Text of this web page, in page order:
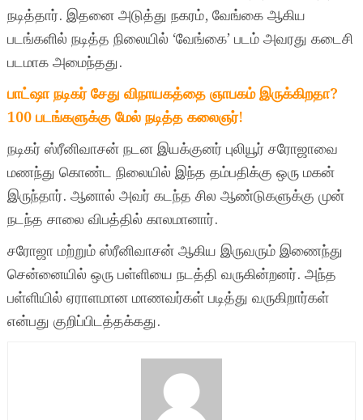
நடித்தார். இதனை அடுத்து நகரம், வேங்கை ஆகிய
படங்களில் நடித்த நிலையில் ‘வேங்கை’ படம் அவரது கடைசி
படமாக அமைந்தது.
பாட்ஷா நடிகர் சேது விநாயகத்தை ஞாபகம் இருக்கிறதா?
100 படங்களுக்கு மேல் நடித்த கலைஞர்!
நடிகர் ஸ்ரீனிவாசன் நடன இயக்குனர் புலியூர் சரோஜாவை
மணந்து கொண்ட நிலையில் இந்த தம்பதிக்கு ஒரு மகன்
இருந்தார். ஆனால் அவர் கடந்த சில ஆண்டுகளுக்கு முன்
நடந்த சாலை விபத்தில் காலமானார்.
சரோஜா மற்றும் ஸ்ரீனிவாசன் ஆகிய இருவரும் இணைந்து
சென்னையில் ஒரு பள்ளியை நடத்தி வருகின்றனர். அந்த
பள்ளியில் ஏராளமான மாணவர்கள் படித்து வருகிறார்கள்
என்பது குறிப்பிடத்தக்கது.